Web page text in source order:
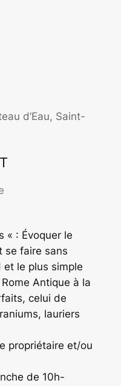
d’Eau, Saint-
« : Évoquer le
se faire sans
et le plus simple
Antique à la
celui de
lauriers
propriétaire et/ou
de 10h-